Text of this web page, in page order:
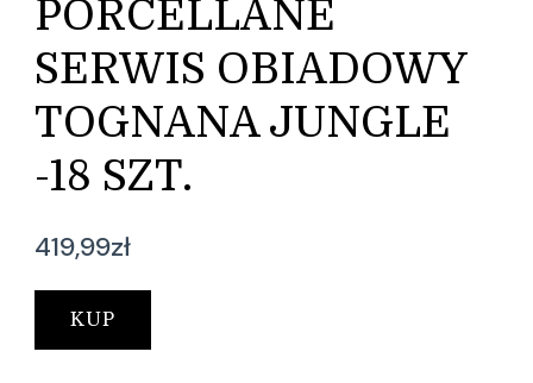
PORCELLANE
SERWIS OBIADOWY
TOGNANA JUNGLE
-18 SZT.
419,99zł
KUP